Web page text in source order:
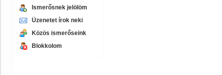
Ismerősnek jelölöm
Üzenetet írok neki
Közös ismerőseink
Blokkolom